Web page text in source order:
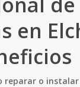
en
reparar o